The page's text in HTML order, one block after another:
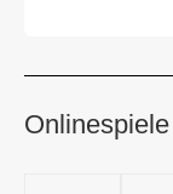
Onlinespiele